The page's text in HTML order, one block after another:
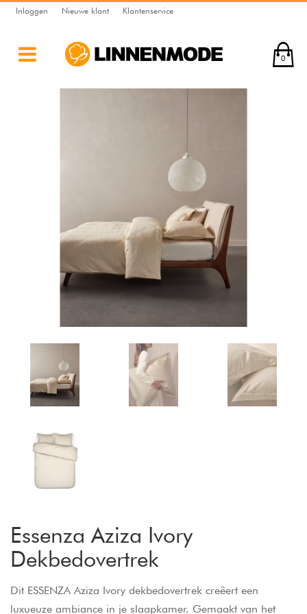
Inloggen Nieuwe klant Klantenservice
0
Essenza Aziza Ivory
Dekbedovertrek
Dit ESSENZA Aziza Ivory dekbedovertrek creëert een
luxueuze ambiance in je slaapkamer. Gemaakt van het